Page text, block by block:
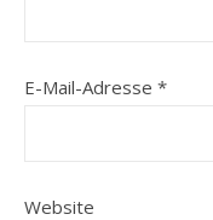
E-Mail-Adresse *
Website